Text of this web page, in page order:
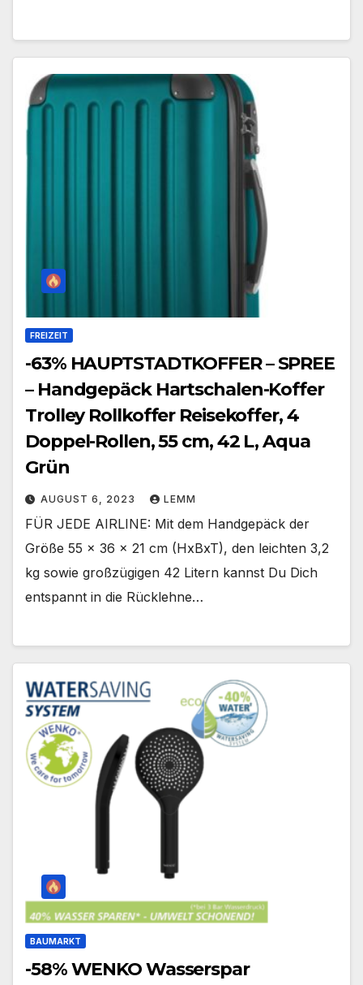
FREIZEIT
-63% HAUPTSTADTKOFFER – SPREE
– Handgepäck Hartschalen-Koffer
Trolley Rollkoffer Reisekoffer, 4
Doppel-Rollen, 55 cm, 42 L, Aqua
Grün
AUGUST 6, 2023 LEMM
FÜR JEDE AIRLINE: Mit dem Handgepäck der
Größe 55 x 36 x 21 cm (HxBxT), den leichten 3,2
kg sowie großzügigen 42 Litern kannst Du Dich
entspannt in die Rücklehne…
BAUMARKT
-58% WENKO Wasserspar